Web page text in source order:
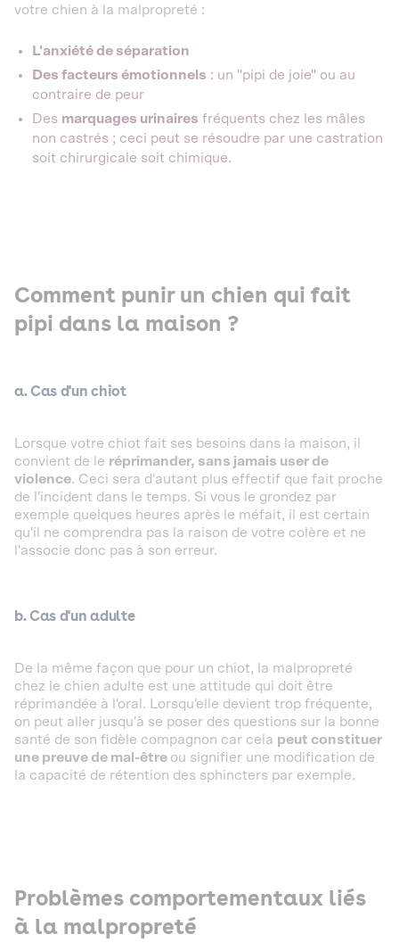
votre chien à la malpropreté :
L'anxiété de séparation
Des facteurs émotionnels : un "pipi de joie" ou au
contraire de peur
Des marquages urinaires fréquents chez les mâles
non castrés ; ceci peut se résoudre par une castration
soit chirurgicale soit chimique.
Comment punir un chien qui fait
pipi dans la maison ?
a. Cas d'un chiot
Lorsque votre chiot fait ses besoins dans la maison, il
convient de le réprimander, sans jamais user de
violence. Ceci sera d'autant plus effectif que fait proche
de l'incident dans le temps. Si vous le grondez par
exemple quelques heures après le méfait, il est certain
qu'il ne comprendra pas la raison de votre colère et ne
l'associe donc pas à son erreur.
b. Cas d'un adulte
De la même façon que pour un chiot, la malpropreté
chez le chien adulte est une attitude qui doit être
réprimandée à l'oral. Lorsqu'elle devient trop fréquente,
on peut aller jusqu'à se poser des questions sur la bonne
santé de son fidèle compagnon car cela peut constituer
une preuve de mal-être ou signifier une modification de
la capacité de rétention des sphincters par exemple.
Problèmes comportementaux liés
à la malpropreté